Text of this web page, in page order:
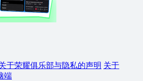
于荣耀俱乐部与隐私的声明 关于
端